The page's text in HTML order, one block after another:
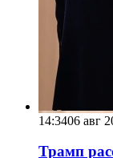
14:3406 авг
Трамп